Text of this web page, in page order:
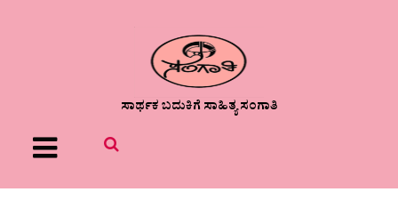
ಸಾರ್ಥಕ ಬದುಕಿಗೆ ಸಾಹಿತ್ಯ ಸಂಗಾತಿ
Menu